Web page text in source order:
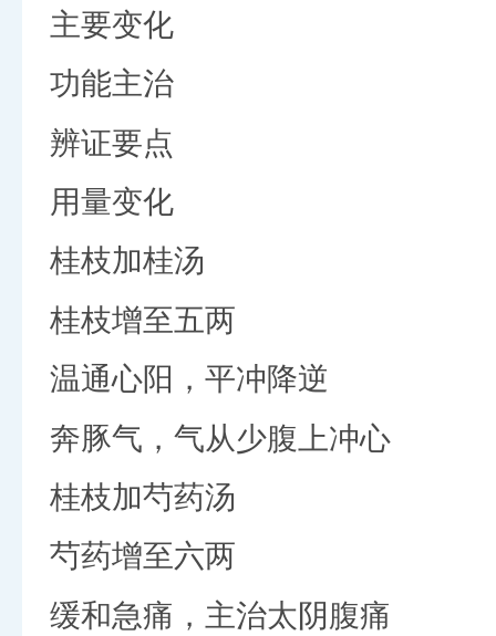
主要变化
功能主治
辨证要点
用量变化
桂枝加桂汤
桂枝增至五两
温通心阳，平冲降逆
奔豚气，气从少腹上冲心
桂枝加芍药汤
芍药增至六两
缓和急痛，主治太阴腹痛